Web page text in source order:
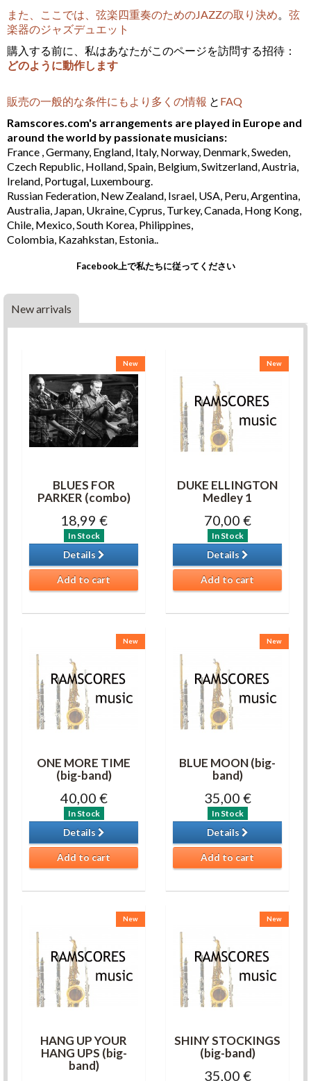
また、ここでは、弦楽四重奏のためのJAZZの取り決め。 弦
楽器のジャズデュエット
購入する前に、私はあなたがこのページを訪問する招待：
どのように動作します
販売の一般的な条件にもより多くの情報 と FAQ
Ramscores.com's arrangements are played in Europe and
around the world by passionate musicians:
France , Germany, England, Italy, Norway, Denmark, Sweden,
Czech Republic, Holland, Spain, Belgium, Switzerland, Austria,
Ireland, Portugal, Luxembourg.
Russian Federation, New Zealand, Israel, USA, Peru, Argentina,
Australia, Japan, Ukraine, Cyprus, Turkey, Canada, Hong Kong,
Chile, Mexico, South Korea, Philippines,
Colombia, Kazahkstan, Estonia..
Facebook上で私たちに従ってください
New arrivals
New
BLUES FOR
PARKER (combo)
18,99 €
In Stock
Details
Add to cart
New
DUKE ELLINGTON
Medley 1
70,00 €
In Stock
Details
Add to cart
New
ONE MORE TIME
(big-band)
40,00 €
In Stock
Details
Add to cart
New
BLUE MOON (big-
band)
35,00 €
In Stock
Details
Add to cart
New
HANG UP YOUR
HANG UPS (big-
band)
New
SHINY STOCKINGS
(big-band)
35,00 €